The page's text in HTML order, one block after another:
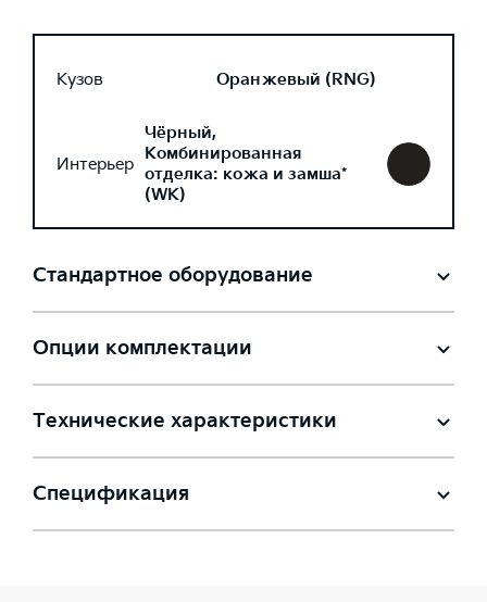
Кузов Оранжевый (RNG)
Интерьер
Чёрный,
Комбинированная
отделка: кожа и замша*
(WK)
Стандартное оборудование
Опции комплектации
Технические характеристики
Спецификация